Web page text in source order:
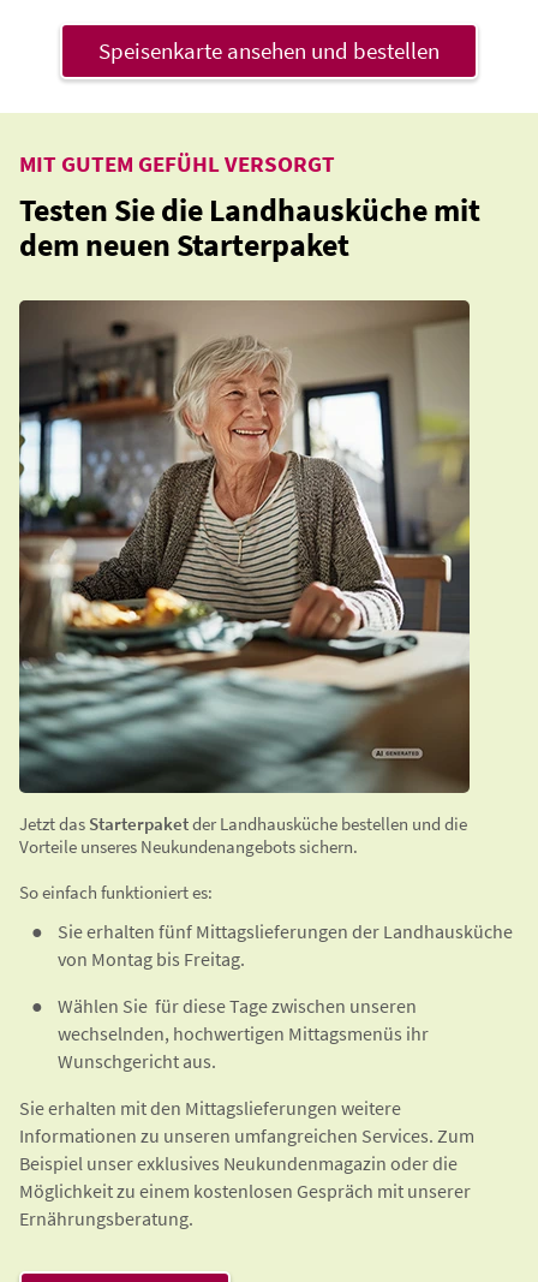
Speisenkarte ansehen und bestellen
Testen Sie die Landhausküche mit
dem neuen Starterpaket
MIT GUTEM GEFÜHL VERSORGT
Jetzt das Starterpaketder Landhausküche bestellen und die
Vorteile unseres Neukundenangebots sichern.
So einfach funktioniert es:
Sie erhalten fünf Mittagslieferungen der Landhausküche
von Montag bis Freitag.
Wählen Sie für diese Tage zwischen unseren
wechselnden, hochwertigen Mittagsmenüs ihr
Wunschgericht aus.
Sie erhalten mit den Mittagslieferungen weitere
Informationen zu unseren umfangreichen Services. Zum
Beispiel unser exklusives Neukundenmagazin oder die
Möglichkeit zu einem kostenlosen Gespräch mit unserer
Ernährungsberatung.